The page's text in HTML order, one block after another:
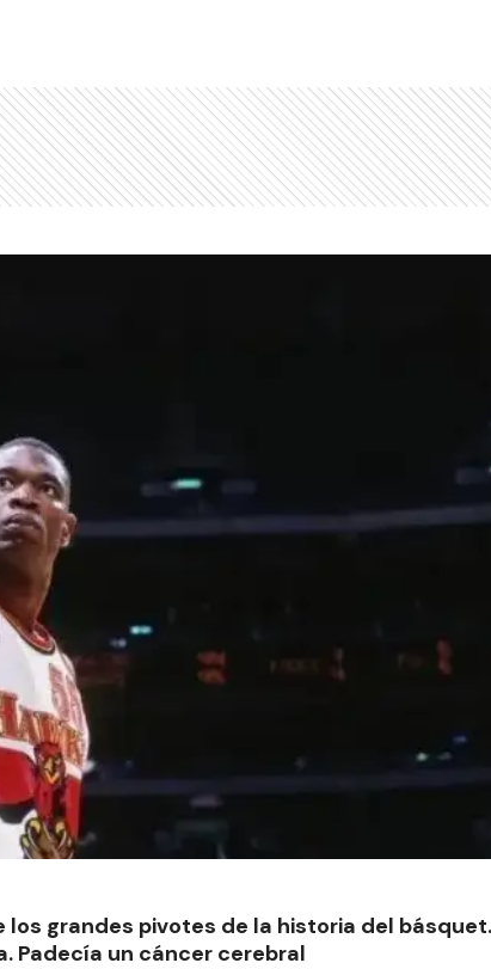
grandes pivotes de la historia del
Padecía un cáncer cerebral